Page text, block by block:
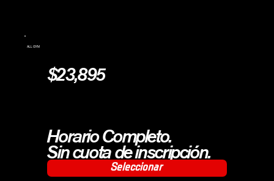
ALL GYM
$23,895
Horario Completo.
Sin cuota de inscripción.
Seleccionar